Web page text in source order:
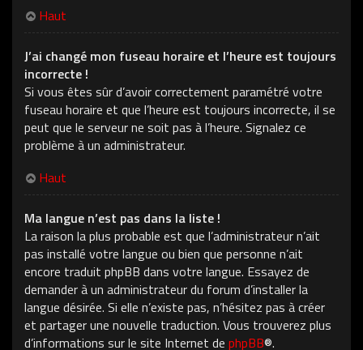
Haut
J’ai changé mon fuseau horaire et l’heure est toujours
incorrecte !
Si vous êtes sûr d’avoir correctement paramétré votre
fuseau horaire et que l’heure est toujours incorrecte, il se
peut que le serveur ne soit pas à l’heure. Signalez ce
problème à un administrateur.
Haut
Ma langue n’est pas dans la liste !
La raison la plus probable est que l’administrateur n’ait
pas installé votre langue ou bien que personne n’ait
encore traduit phpBB dans votre langue. Essayez de
demander à un administrateur du forum d’installer la
langue désirée. Si elle n’existe pas, n’hésitez pas à créer
et partager une nouvelle traduction. Vous trouverez plus
d’informations sur le site Internet de phpBB®.